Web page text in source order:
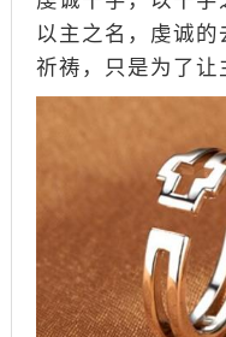
以主之名，虔诚
祈祷，只是为了让